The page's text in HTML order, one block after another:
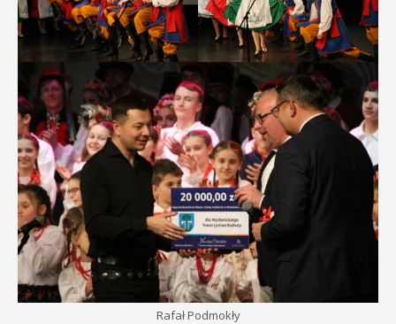
Rafał Podmokły